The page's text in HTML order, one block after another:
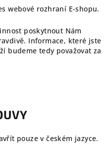
webové rozhraní E-shopu.
poskytnout Nám
Informace, které jste
budeme tedy považovat za
pouze v českém jazyce.